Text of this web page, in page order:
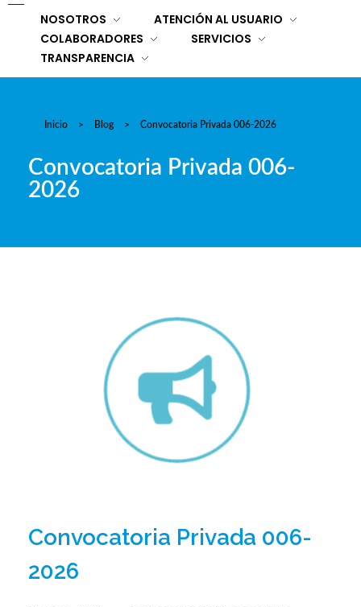
NOSOTROS
ATENCIÓN AL USUARIO
COLABORADORES
SERVICIOS
TRANSPARENCIA
Inicio > Blog > Convocatoria Privada 006-2026
Convocatoria Privada 006-
2026
Convocatoria Privada 006-
2026